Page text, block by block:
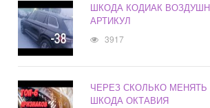
ШКОДА КОДИАК
АРТИКУЛ
3917
ЧЕРЕЗ СКОЛЬКО
ШКОДА ОКТАВИЯ